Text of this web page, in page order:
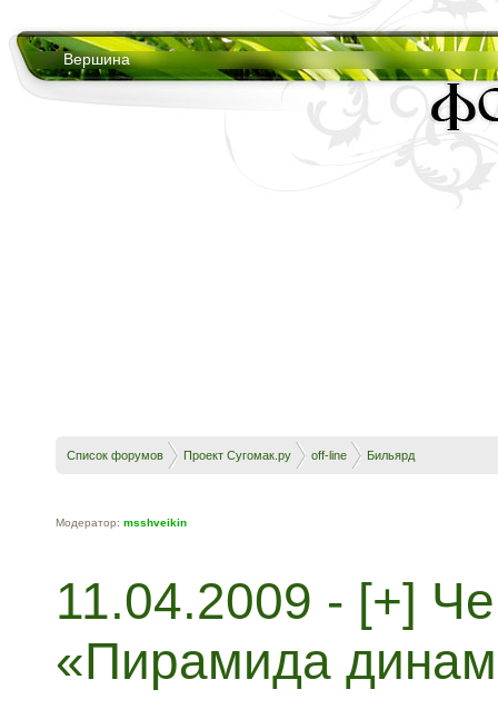
Вершина
Список форумов Проект Сугомак.ру off-line Бильярд
Модератор: msshveikin
11.04.2009 - [+]
«Пирамида